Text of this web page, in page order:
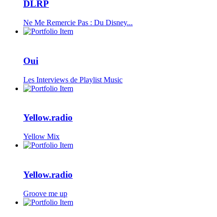
DLRP
Ne Me Remercie Pas : Du Disney...
Oui
Les Interviews de Playlist Music
Yellow.radio
Yellow Mix
Yellow.radio
Groove me up